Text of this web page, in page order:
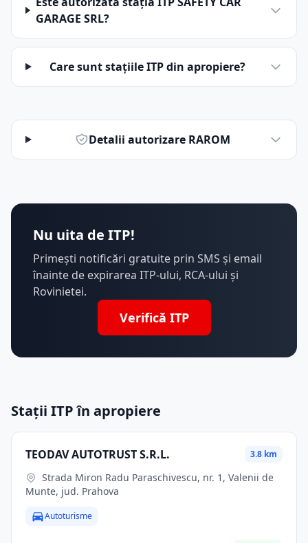
GARAGE SRL?
Care sunt stațiile ITP din apropiere?
Detalii autorizare RAROM
Nu uita de ITP!
Primești notificări gratuite prin SMS și email
înainte de expirarea ITP-ului, RCA-ului și
Rovinietei.
Verifică ITP
Stații ITP în apropiere
TEODAV AUTOTRUST S.R.L. 3.8 km
Munte, jud. Prahova
Autoturisme